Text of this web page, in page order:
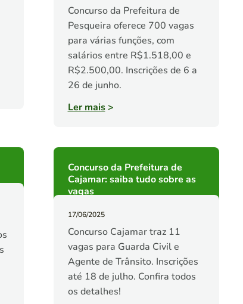
Concurso da Prefeitura de
Pesqueira oferece 700 vagas
para várias funções, com
salários entre R$1.518,00 e
R$2.500,00. Inscrições de 6 a
26 de junho.
Ler mais>
Concurso da Prefeitura de
Cajamar: saiba tudo sobre as
vagas
17/06/2025
Concurso Cajamar traz 11
vagas para Guarda Civil e
Agente de Trânsito. Inscrições
até 18 de julho. Confira todos
os detalhes!